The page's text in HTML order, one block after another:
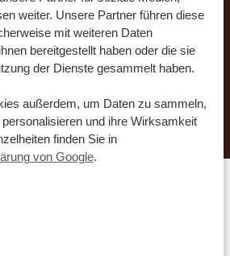
weiter. Unsere Partner führen diese
mit weiteren Daten
bereitgestellt haben oder die sie
der Dienste gesammelt haben.
außerdem, um Daten zu sammeln,
und ihre Wirksamkeit
finden Sie in
von Google.
und schon organisieren sie
JETZT ANFRAGEN